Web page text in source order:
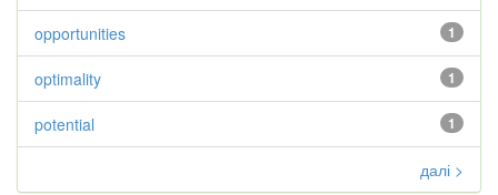
1
opportunities
1
optimality
1
potential
далі >